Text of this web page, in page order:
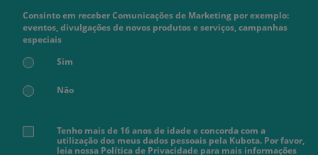
Consinto em receber Comunicações de Marketing por exemplo:
eventos, divulgações de novos produtos e serviços, campanhas
especiais
Sim
Não
Tenho mais de 16 anos de idade e concorda com a
utilização dos meus dados pessoais pela Kubota. Por favor,
leia nossa Política de Privacidade para mais informações